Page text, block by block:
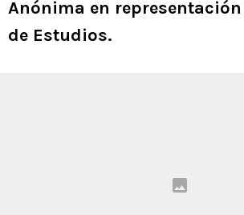
Anónima en representación
de Estudios.